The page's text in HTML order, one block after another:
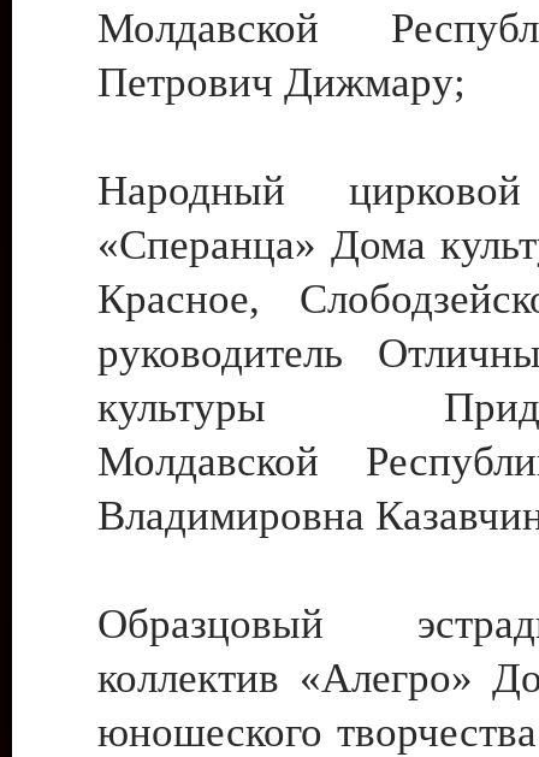
Молдавской
Петрович Дижмару;
Народный цирковой
«Сперанца» Дома
Красное,
руководитель
культуры
Молдавской
Владимировна
Образцовый
коллектив «Алегро»
юношеского